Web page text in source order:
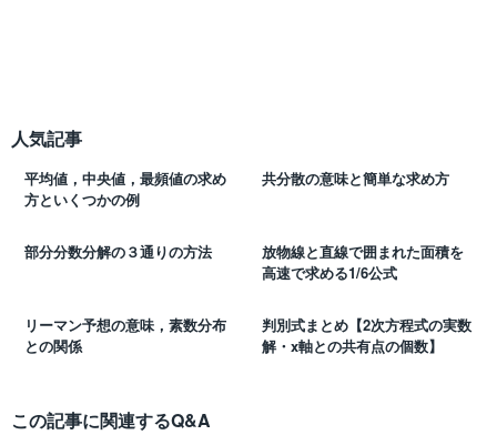
人気記事
平均値，中央値，最頻値の求め
方といくつかの例
共分散の意味と簡単な求め方
部分分数分解の３通りの方法
放物線と直線で囲まれた面積を
高速で求める1/6公式
リーマン予想の意味，素数分布
との関係
判別式まとめ【2次方程式の実数
解・x軸との共有点の個数】
この記事に関連するQ&A